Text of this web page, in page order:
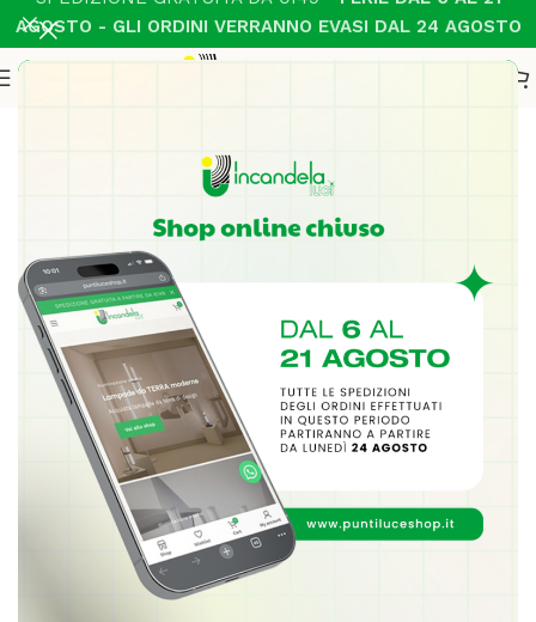
AGOSTO - GLI ORDINI VERRANNO EVASI DAL 24 AGOSTO